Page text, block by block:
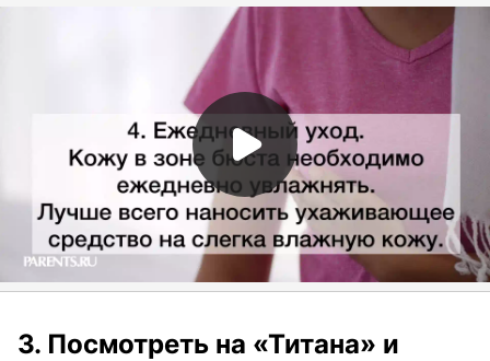
3. Посмотреть на «Титана» и